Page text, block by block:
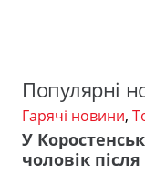
Популярні
Гарячі новини,
У
чоловік